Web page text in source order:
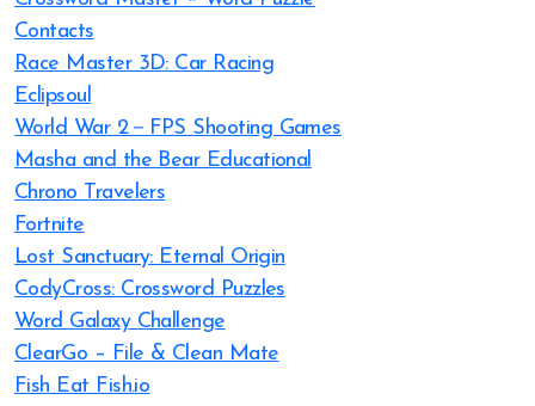
Contacts
Race Master 3D: Car Racing
Eclipsoul
World War 2－FPS Shooting Games
Masha and the Bear Educational
Chrono Travelers
Fortnite
Lost Sanctuary: Eternal Origin
CodyCross: Crossword Puzzles
Word Galaxy Challenge
ClearGo – File & Clean Mate
Fish Eat Fish.io